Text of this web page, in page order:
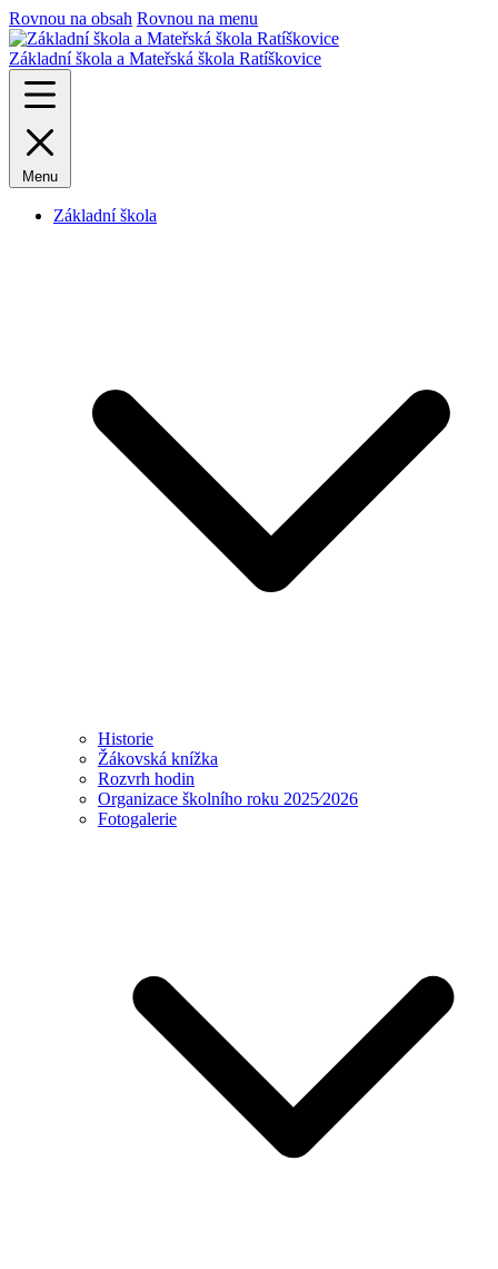
Rovnou na obsah Rovnou na menu
Základní škola a Mateřská škola Ratíškovice
Menu
Základní škola
Historie
Žákovská knížka
Rozvrh hodin
Organizace školního roku 2025⁄2026
Fotogalerie